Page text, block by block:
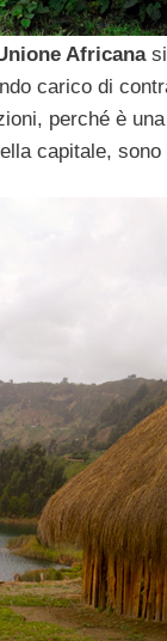
Africanasi
carico di
perché è
capitale,